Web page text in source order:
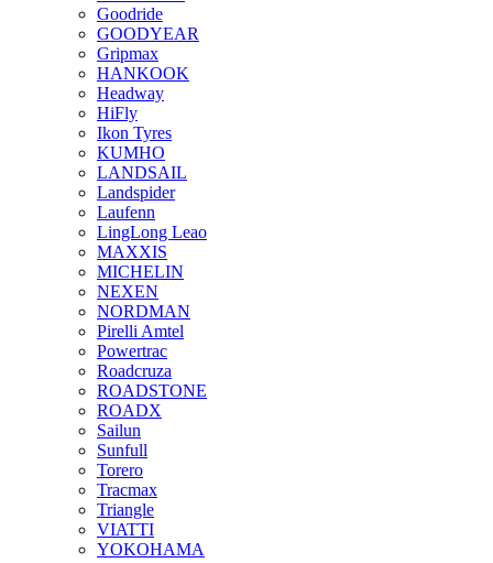
Goodride
GOODYEAR
Gripmax
HANKOOK
Headway
HiFly
Ikon Tyres
KUMHO
LANDSAIL
Landspider
Laufenn
LingLong Leao
MAXXIS
MICHELIN
NEXEN
NORDMAN
Pirelli Amtel
Powertrac
Roadcruza
ROADSTONE
ROADX
Sailun
Sunfull
Torero
Tracmax
Triangle
VIATTI
YOKOHAMA